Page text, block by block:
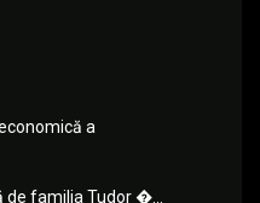
a
familia Tudor �...